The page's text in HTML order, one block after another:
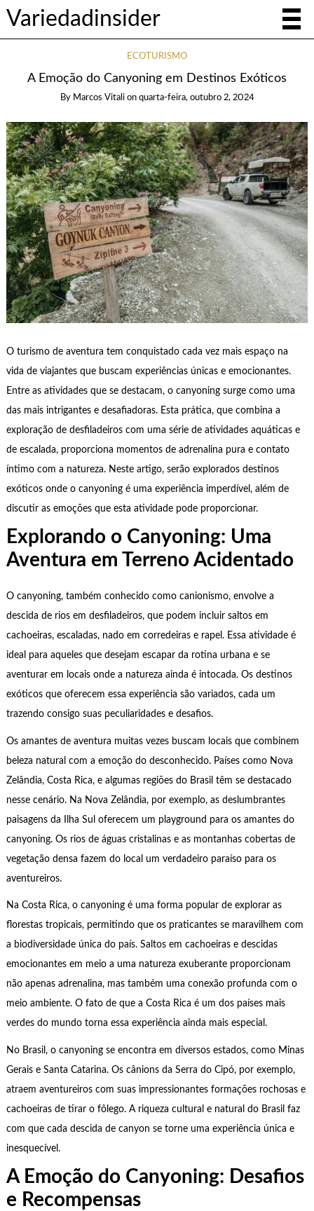
Variedadinsider
ECOTURISMO
A Emoção do Canyoning em Destinos Exóticos
By Marcos Vitali on quarta-feira, outubro 2, 2024
O turismo de aventura tem conquistado cada vez mais espaço na
vida de viajantes que buscam experiências únicas e emocionantes.
Entre as atividades que se destacam, o canyoning surge como uma
das mais intrigantes e desafiadoras. Esta prática, que combina a
exploração de desfiladeiros com uma série de atividades aquáticas e
de escalada, proporciona momentos de adrenalina pura e contato
íntimo com a natureza. Neste artigo, serão explorados destinos
exóticos onde o canyoning é uma experiência imperdível, além de
discutir as emoções que esta atividade pode proporcionar.
Explorando o Canyoning: Uma
Aventura em Terreno Acidentado
O canyoning, também conhecido como canionismo, envolve a
descida de rios em desfiladeiros, que podem incluir saltos em
cachoeiras, escaladas, nado em corredeiras e rapel. Essa atividade é
ideal para aqueles que desejam escapar da rotina urbana e se
aventurar em locais onde a natureza ainda é intocada. Os destinos
exóticos que oferecem essa experiência são variados, cada um
trazendo consigo suas peculiaridades e desafios.
Os amantes de aventura muitas vezes buscam locais que combinem
beleza natural com a emoção do desconhecido. Países como Nova
Zelândia, Costa Rica, e algumas regiões do Brasil têm se destacado
nesse cenário. Na Nova Zelândia, por exemplo, as deslumbrantes
paisagens da Ilha Sul oferecem um playground para os amantes do
canyoning. Os rios de águas cristalinas e as montanhas cobertas de
vegetação densa fazem do local um verdadeiro paraíso para os
aventureiros.
Na Costa Rica, o canyoning é uma forma popular de explorar as
florestas tropicais, permitindo que os praticantes se maravilhem com
a biodiversidade única do país. Saltos em cachoeiras e descidas
emocionantes em meio a uma natureza exuberante proporcionam
não apenas adrenalina, mas também uma conexão profunda com o
meio ambiente. O fato de que a Costa Rica é um dos países mais
verdes do mundo torna essa experiência ainda mais especial.
No Brasil, o canyoning se encontra em diversos estados, como Minas
Gerais e Santa Catarina. Os cânions da Serra do Cipó, por exemplo,
atraem aventureiros com suas impressionantes formações rochosas e
cachoeiras de tirar o fôlego. A riqueza cultural e natural do Brasil faz
com que cada descida de canyon se torne uma experiência única e
inesquecível.
A Emoção do Canyoning: Desafios
e Recompensas